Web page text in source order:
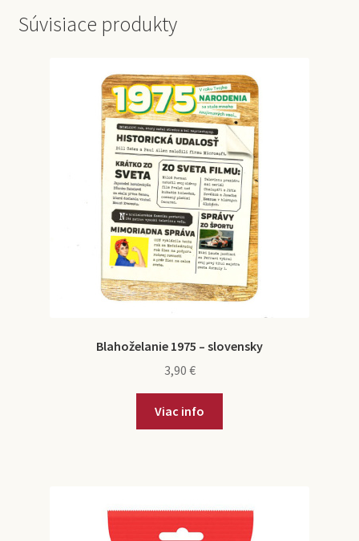
Súvisiace produkty
Blahoželanie 1975 – slovensky
3,90 €
Viac info